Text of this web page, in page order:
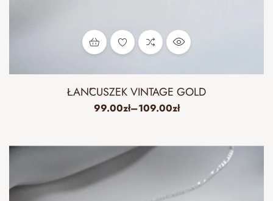
ŁAŃCUSZEK VINTAGE GOLD
99.00zł–109.00zł